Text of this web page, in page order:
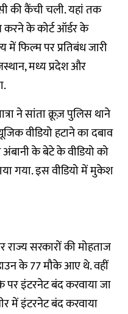
की कैंची चली. यहां तक
के कोर्ट ऑर्डर के
में फिल्म पर प्रतिबंध जारी
मध्य प्रदेश और
ने सांता क्रूज़ पुलिस थाने
वीडियो हटाने का दबाव
के बेटे के वीडियो को
गया. इस वीडियो में मुकेश
राज्य सरकारों की मोहताज
के 77 मौके आए थे. वहीं
पर इंटरनेट बंद करवाया जा
में इंटरनेट बंद करवाया